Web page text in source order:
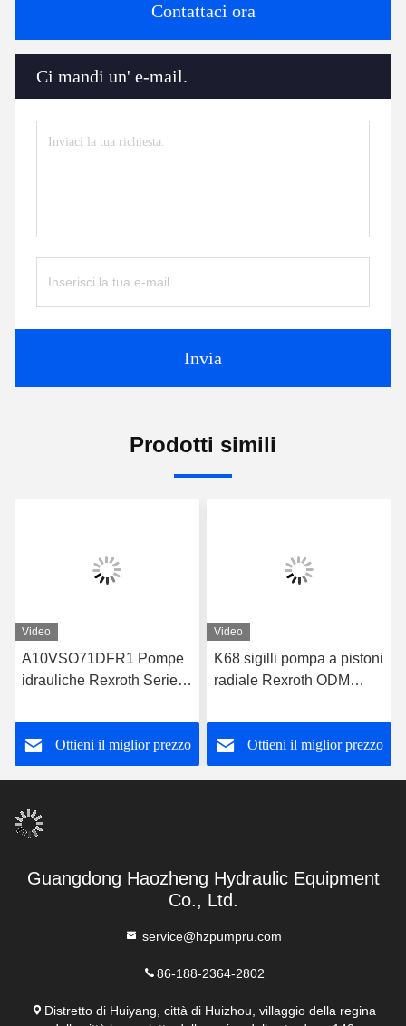
Contattaci ora
Ci mandi un' e-mail.
Invia
Prodotti simili
Video
A10VSO71DFR1 Pompe
idrauliche Rexroth Serie
Rexroth
Ottieni il miglior prezzo
Video
K68 sigilli pompa a pistoni
radiale Rexroth ODM
VPA42K01
Ottieni il miglior prezzo
Guangdong Haozheng Hydraulic Equipment
Co., Ltd.
service@hzpumpru.com
86-188-2364-2802
Distretto di Huiyang, città di Huizhou, villaggio della regina